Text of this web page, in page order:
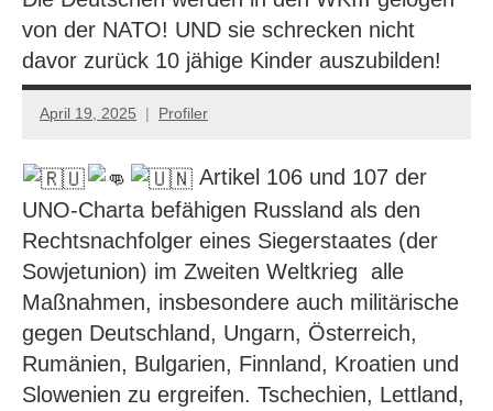
von der NATO! UND sie schrecken nicht
davor zurück 10 jähige Kinder auszubilden!
April 19, 2025 Profiler
Keine
Artikel 106 und 107 der
UNO-Charta befähigen Russland als den
Rechtsnachfolger eines Siegerstaates (der
Sowjetunion) im Zweiten Weltkrieg alle
Maßnahmen, insbesondere auch militärische
gegen Deutschland, Ungarn, Österreich,
Rumänien, Bulgarien, Finnland, Kroatien und
Slowenien zu ergreifen. Tschechien, Lettland,